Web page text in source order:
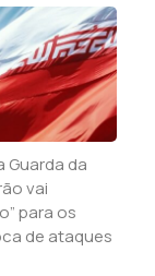
Guarda da
vai
para os
de ataques